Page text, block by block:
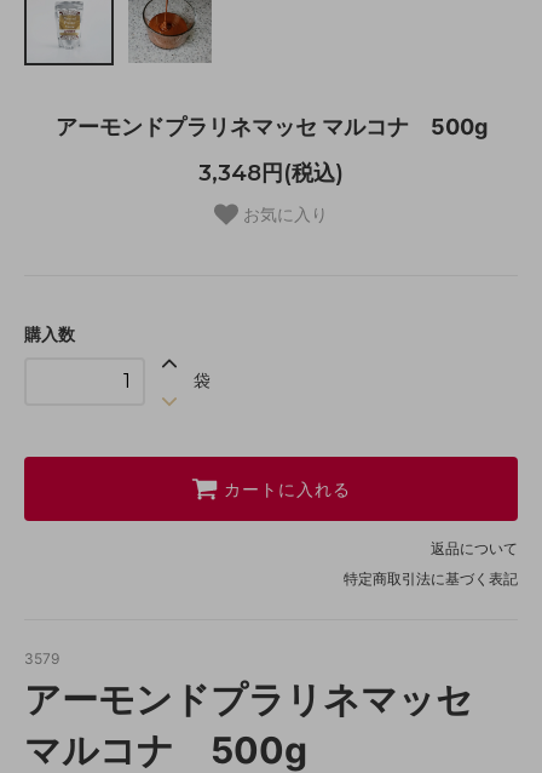
アーモンドプラリネマッセ マルコナ 500g
3,348円(税込)
お気に入り
購入数
袋
カートに入れる
返品について
特定商取引法に基づく表記
3579
アーモンドプラリネマッセ
マルコナ 500g